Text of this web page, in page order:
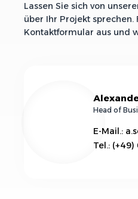
Lassen Sie sich von
über Ihr Projekt sprechen.
Kontaktformular aus und
Head of
E-Mail.:
Tel.: